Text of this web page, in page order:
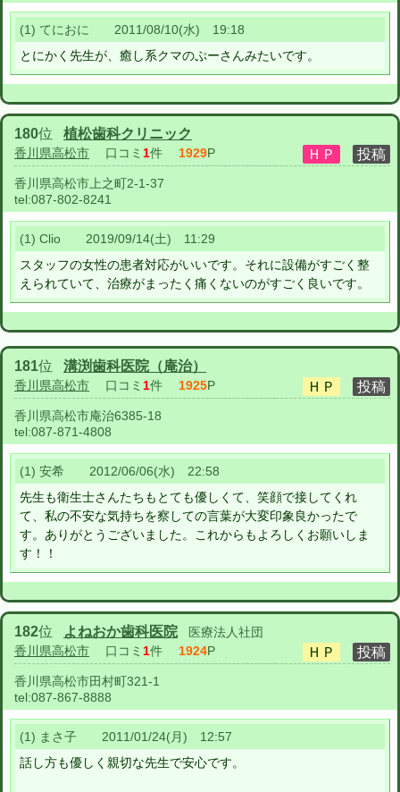
(1) てにおに 2011/08/10(水) 19:18
とにかく先生が、癒し系クマのぷーさんみたいです。
180位 植松歯科クリニック
香川県高松市 口コミ 1件 1929P
香川県高松市上之町2-1-37
tel:087-802-8241
(1) Clio 2019/09/14(土) 11:29
スタッフの女性の患者対応がいいです。それに設備がすごく整
えられていて、治療がまったく痛くないのがすごく良いです。
181位 溝渕歯科医院（庵治）
香川県高松市 口コミ 1件 1925P
香川県高松市庵治6385-18
tel:087-871-4808
(1) 安希 2012/06/06(水) 22:58
先生も衛生士さんたちもとても優しくて、笑顔で接してくれ
て、私の不安な気持ちを察しての言葉が大変印象良かったで
す。ありがとうございました。これからもよろしくお願いしま
す！！
182位 よねおか歯科医院
医療法人社団
香川県高松市 口コミ 1件 1924P
香川県高松市田村町321-1
tel:087-867-8888
(1) まさ子 2011/01/24(月) 12:57
話し方も優しく親切な先生で安心です。